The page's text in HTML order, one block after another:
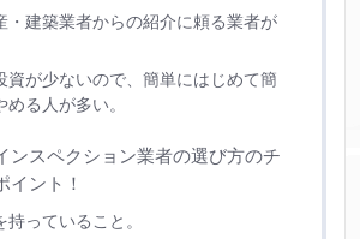
・建築業者からの紹介に頼る業者が
資が少ないので、簡単にはじめて簡
める人が多い。
ンスペクション業者の選び方のチ
イント！
持っていること。